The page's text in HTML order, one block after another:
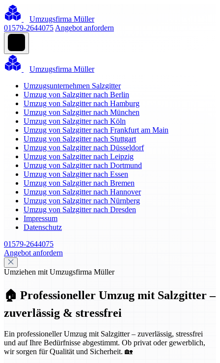
Umzugsfirma Müller
01579-2644075 Angebot anfordern
Umzugsfirma Müller
Umzugsunternehmen Salzgitter
Umzug von Salzgitter nach Berlin
Umzug von Salzgitter nach Hamburg
Umzug von Salzgitter nach München
Umzug von Salzgitter nach Köln
Umzug von Salzgitter nach Frankfurt am Main
Umzug von Salzgitter nach Stuttgart
Umzug von Salzgitter nach Düsseldorf
Umzug von Salzgitter nach Leipzig
Umzug von Salzgitter nach Dortmund
Umzug von Salzgitter nach Essen
Umzug von Salzgitter nach Bremen
Umzug von Salzgitter nach Hannover
Umzug von Salzgitter nach Nürnberg
Umzug von Salzgitter nach Dresden
Impressum
Datenschutz
01579-2644075
Angebot anfordern
Umziehen mit Umzugsfirma Müller
🏠 Professioneller Umzug mit Salzgitter –
zuverlässig & stressfrei
Ein professioneller Umzug mit Salzgitter – zuverlässig, stressfrei
und auf Ihre Bedürfnisse abgestimmt. Ob privat oder gewerblich,
wir sorgen für Qualität und Sicherheit. 🏡